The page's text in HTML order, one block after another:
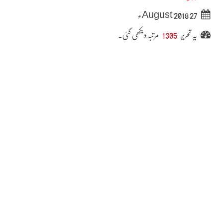
27 August 2018ء
یہ تحریر 1305 مرتبہ دیکھی گئی۔